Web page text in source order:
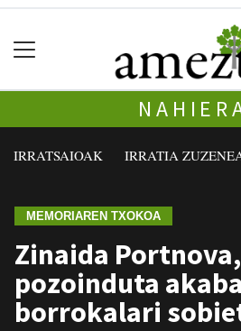
IRRATSAIOAK IRRATIA
MEMORIAREN TXOKOA
Zinaida
pozoinduta
borrokalari